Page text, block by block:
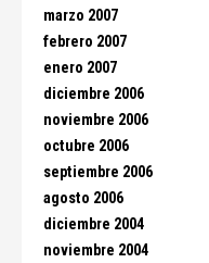
marzo 2007
febrero 2007
enero 2007
diciembre 2006
noviembre 2006
octubre 2006
septiembre 2006
agosto 2006
diciembre 2004
noviembre 2004